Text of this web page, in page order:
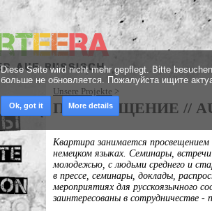
Diese Seite wird nicht mehr gepflegt. Bitte
больше не обновляется. Пожалуйста ищите
Ok, got it More details
Unsere Projekte ‎ > ‎
ПРОСВЕЩЕНИЕ //
Квартира занимается
немецком языках. Семинары,
молодежью, с людьми среднего и
в прессе, семинары, доклады,
мероприятиях для русскоязычного
заинтересованы в сотрудничестве